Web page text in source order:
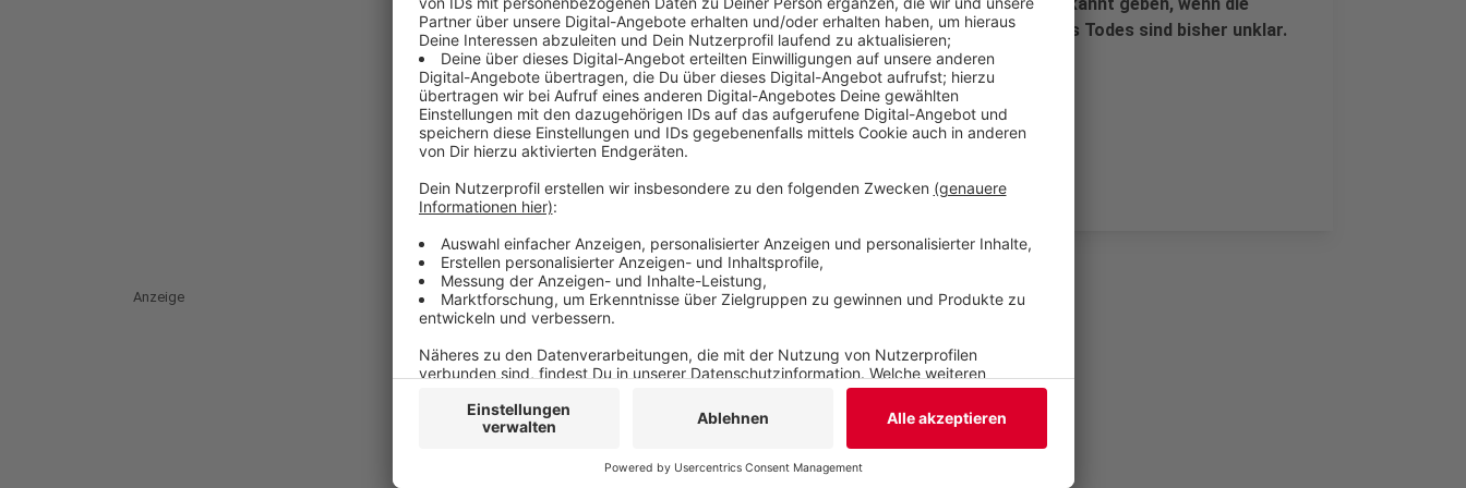
Angehörigen gefunden und informiert sind. Die Umstände des Todes sind bisher unklar.
Veröffentlicht: Dienstag, 11.06.2019 16:57
Anzeige
Anzeige